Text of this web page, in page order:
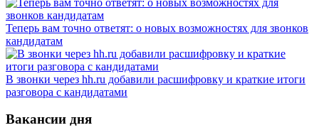
Теперь вам точно ответят: о новых возможностях для звонков
кандидатам
В звонки через hh.ru добавили расшифровку и краткие итоги
разговора с кандидатами
Вакансии дня